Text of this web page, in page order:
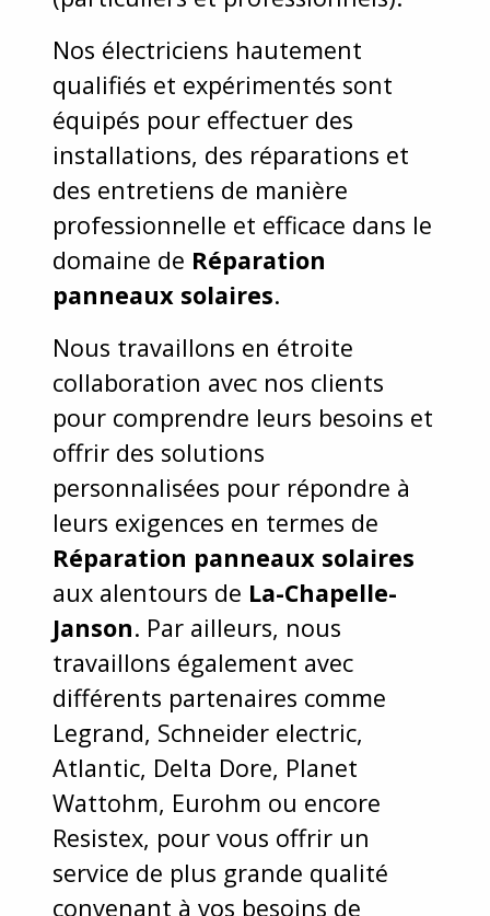
Nos électriciens hautement
qualifiés et expérimentés sont
équipés pour effectuer des
installations, des réparations et
des entretiens de manière
professionnelle et efficace dans le
domaine de Réparation
panneaux solaires.
Nous travaillons en étroite
collaboration avec nos clients
pour comprendre leurs besoins et
offrir des solutions
personnalisées pour répondre à
leurs exigences en termes de
Réparation panneaux solaires
aux alentours de La-Chapelle-
Janson. Par ailleurs, nous
travaillons également avec
différents partenaires comme
Legrand, Schneider electric,
Atlantic, Delta Dore, Planet
Wattohm, Eurohm ou encore
Resistex, pour vous offrir un
service de plus grande qualité
convenant à vos besoins de